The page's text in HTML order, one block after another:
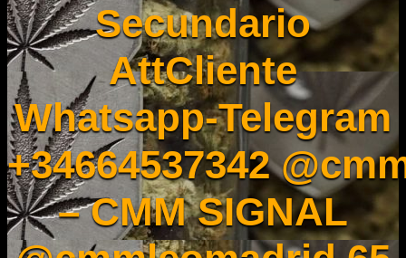
Secundario
AttCliente
Whatsapp-Telegram
+34664537342
– CMM SIGNAL